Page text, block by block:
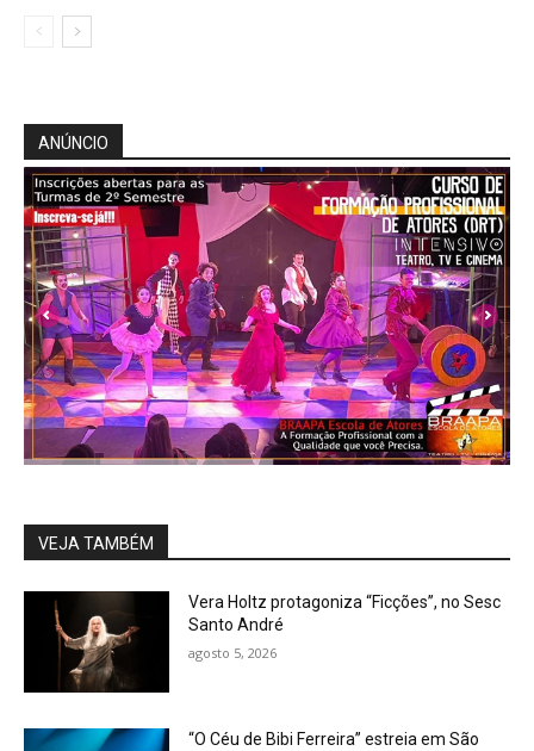
ANÚNCIO
VEJA TAMBÉM
Vera Holtz protagoniza “Ficções”, no Sesc
Santo André
agosto 5, 2026
“O Céu de Bibi Ferreira” estreia em São